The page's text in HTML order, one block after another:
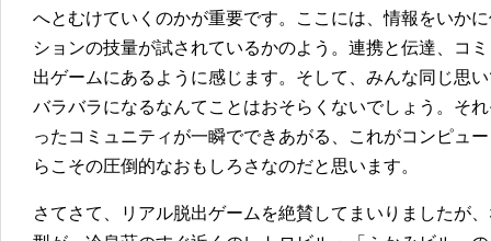
へとむけていくのかが重要です。ここには、情報をいか
ションの技量が試されているかのよう。連携と伝達、コ
出ゲームにあるように感じます。そして、みんな同じ思
バラバラになるなんてことはおそらくないでしょう。そ
ったコミュニティが一瞬でできあがる、これがコンピュ
らこその圧倒的なおもしろさなのだと思います。
さてさて、リアル脱出ゲームを絶賛してまいりましたが